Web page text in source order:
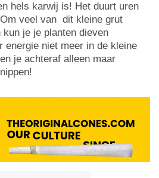
hels karwij is! Het duurt uren
veel van dit kleine grut
je je planten dieven
energie niet meer in de kleine
je achteraf alleen maar